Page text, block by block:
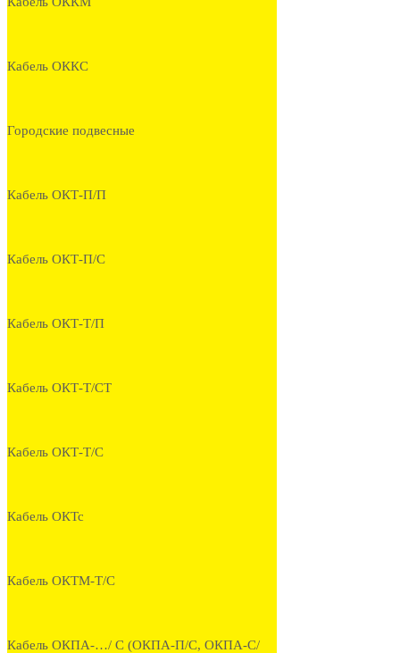
Кабель ОККС
Городские подвесные
Кабель ОКТ-П/П
Кабель ОКТ-П/С
Кабель ОКТ-Т/П
Кабель ОКТ-Т/СТ
Кабель ОКТ-Т/С
Кабель ОКТс
Кабель ОКТМ-Т/С
Кабель ОКПА-…/ С (ОКПА-П/С, ОКПА-С/